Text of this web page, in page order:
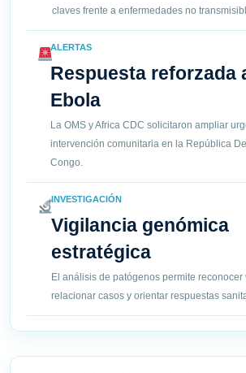
claves frente a enfermedades no
ALERTAS
Respuesta reforzada
Ebola
La OMS y Africa CDC solicitaron ampliar
intervención comunitaria en la República
Congo.
INVESTIGACIÓN
Vigilancia genómica
estratégica
El análisis de patógenos permite reconocer
relacionar casos y orientar respuestas